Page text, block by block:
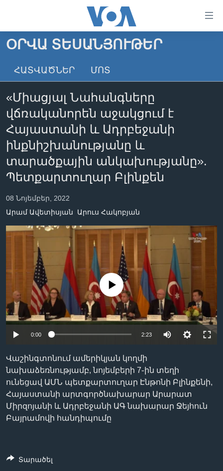
անցնել
հիմնական
անցնել
բովանդակությանը
հիմնական
բովանդակություն
ԳԼԽԱՎՈՐ ԷՋ
ԼՈՒՐԵՐ
ՏԵՍԱՆՅՈՒԹԵՐ
ՖԻԼՄԵՐ
ՖԻԼՄԵՐ
IN ENGLISH
ՄԵՐ ՄԱՍԻՆ
ՄԵՐ ՄԱՍԻՆ
«ԱՄԵՐԻԿԱՅԻ ՁԱՅՆ»-Ի ԿԱՆՈՆԱԴՐՈՒԹՅՈՒՆ
ԿԱՊ ՄԵԶ ՀԵՏ
ՈՒԿՐԱԻՆԱԿԱՆ ՊԱՏԵՐԱԶՄ
Learning English
ՀԵՏԵՒԵՔ ՄԵԶ
Լեզուներ
ՕՐՎԱ ՏԵՍԱՆՅՈՒԹԵՐ
ՀԱՏՎԱԾՆԵՐ ՄՈՏ
«Միացյալ Նահանգները
վճռականորեն աջակցում է
Հայաստանի և Ադրբեջանի
ինքնիշխանությանը և
տարածքային անկախությանը».
Պետքարտուղար Բլինքեն
08 Նոյեմբեր, 2022
Արամ Ավետիսյան
Արուս Հակոբյան
No media source currently available
0:00 2:23
Վաշինգտոնում ամերիկյան կողմի
նախաձեռնությամբ, նոյեմբերի 7֊ին տեղի
ունեցավ ԱՄՆ պետքարտուղար Էնթոնի Բլինքենի,
Հայաստանի արտգործնախարար Արարատ
Միրզոյանի և Ադրբեջանի ԱԳ նախարար Ջեյհուն
Բայրամովի հանդիպումը
Տարածել